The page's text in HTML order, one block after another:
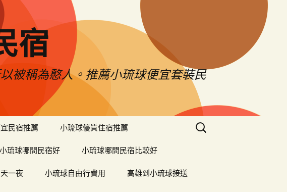
宿
被稱為憨人。推薦小琉球便宜套裝民
民宿推薦 小琉球優質住宿推薦
小琉球哪間民宿好 小琉球哪間民宿比較好
一夜 小琉球自由行費用 高雄到小琉球接送
搜
尋